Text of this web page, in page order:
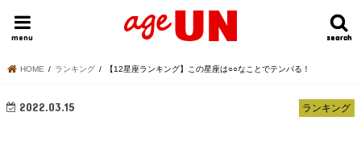
search
search
menu
HOME 今日の運勢ランキング 明日の運勢ランキング 今週の運勢
HOME ランキング 【12星座ランキング】この星座は○○なことでテンパる！
ランキング
2022.03.15